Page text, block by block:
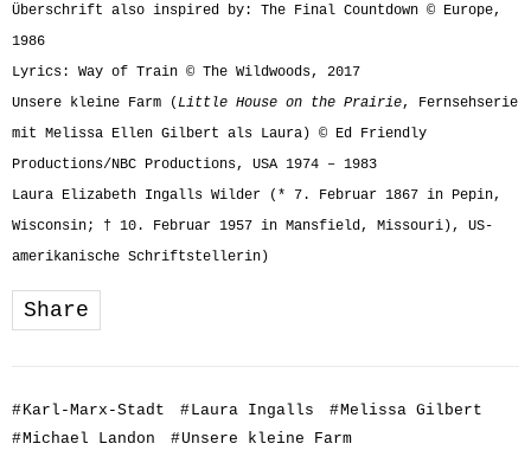
Überschrift also inspired by: The Final Countdown © Europe,
1986
Lyrics: Way of Train © The Wildwoods, 2017
Unsere kleine Farm (Little House on the Prairie, Fernsehserie
mit Melissa Ellen Gilbert als Laura) © Ed Friendly
Productions/NBC Productions, USA 1974 – 1983
Laura Elizabeth Ingalls Wilder (* 7. Februar 1867 in Pepin,
Wisconsin; † 10. Februar 1957 in Mansfield, Missouri), US-
amerikanische Schriftstellerin)
Share
# Karl-Marx-Stadt # Laura Ingalls #Melissa Gilbert
#Michael Landon #Unsere kleine Farm